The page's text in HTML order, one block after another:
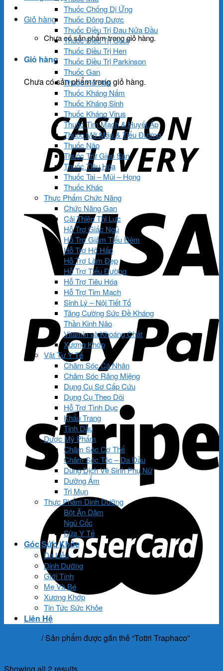
Giỏ hàng
Chưa có sản phẩm trong giỏ hàng.
Giỏ hàng
Chưa có sản phẩm trong giỏ hàng.
Thuốc Chống Dị Ứng
Thuốc Đông Dược
Thuốc Điều Trị Đau Nửa Đầu
Thuốc Điều Trị Gout
Thuốc Điều Trị Hen
Thuốc Điều Trị Parkinson
Thuốc Gan
Thuốc Hô Hấp
Thuốc Kháng Nấm
Thuốc Kháng Sinh
Thuốc Kháng Virus
Thuốc Tim Mạch & Huyết Áp
Thuốc Mỡ Máu & Tiểu Đường
Thuốc Não
Thuốc Trừ Giun Sán
Thuốc Tiêu Hóa
Thuốc Tai – Mũi – Họng
Thuốc Khác
Thực Phẩm Chức Năng
Chức Năng Gan
Cải Thiện Thị Lực
Hỗ Trợ Giấc Ngủ
Hỗ Trợ Giảm Tiểu Đêm
Hỗ Trợ Hô Hấp
Hỗ Trợ Làm Đẹp
Hỗ Trợ Tiểu Đường
Hỗ Trợ Tiêu Hóa
Hỗ Trợ Tim Mạch
Sinh Lý – Nội Tiết Tố
Tăng Cường Sức Đề Kháng
Thần Kinh Não
Vitamin và Khoáng Chất
Xương Khớp
Vật Tư Y Tế
Chăm Sóc Cá Nhân
Chăm Sóc Răng Miệng
Dụng Cụ Sơ Cấp Cứu
Dụng Cụ Theo Dõi
Hỗ Trợ Tình Dục
Khẩu Trang
Tinh Dầu
Dược Mỹ Phẩm
Chăm Sóc Cơ Thể
Chăm Sóc Tóc – Da Đầu
Dung Dịch Vệ Sinh Phụ Nữ
Dưỡng Ẩm
Trị Mụn
Thực Phẩm Dinh Dưỡng
Bột Ăn Dặm
Ngũ Cốc
Sữa Y Tế
Góc Sức Khỏe
Da Liễu
Dinh Dưỡng
Giới Tính
Mẹ Và Bé
Xương Khớp
Tin Tức Sức Khỏe
Liên Hệ
/Sản phẩm được gắn thẻ “Tottri Traphaco”